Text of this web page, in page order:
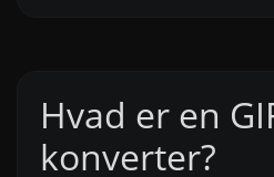
Hvad er en
konverter?